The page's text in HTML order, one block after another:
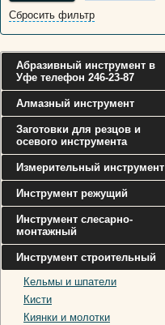
Сбросить фильтр
Абразивный инструмент в
Уфе телефон 246-23-87
Алмазный инструмент
Заготовки для резцов и
осевого инструмента
Измерительный инструмент
Инструмент режущий
Инструмент слесарно-
монтажный
Инструмент строительный
Кельмы и шпатели
Кисти
Киянки и молотки